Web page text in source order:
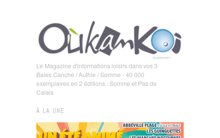
Le Magazine d'informations loisirs dans vos 3
Baies Canche / Authie / Somme - 40 000
exemplaires en 2 éditions : Somme et Pas de
Calais
À LA UNE